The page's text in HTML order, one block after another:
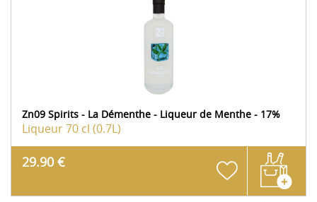
Zn09 Spirits - La Démenthe - Liqueur de Menthe - 17%
Liqueur70 cl (0.7L)
29.90 €